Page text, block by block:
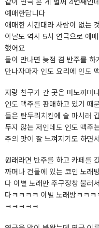
예매한답니다
애매한 시간대라 사람이 없는
이날도 역시 5시 연극으로 예
했어요
둘이 만나면 늦점 겸 반주를
만나자마자 인도 요리에 인도
저랑 친구가 간 곳은 머노까머
인도 맥주를 판매하고 있기 때
들은 탄두리치킨에 술 마시러
두지 않는 저인데도 인도 맥주
주의 맛이 잘 느껴지기도 하면
원래라면 반주를 하고 카페를
까머나 건물에 있는 코인 노래
다 이별 노래만 주구장창 불러
다ㅋㅋㅋㅋ 이별 노래방ㅋㅋ
ㅋㅋㅋㅋㅋ